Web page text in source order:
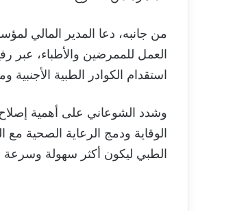
من جانبه، دعا المدير المالي
العمل للممرضين والأطباء، عبر
استقدام الكوادر الطبية الأجنبية
وشدد الشوعاني على أهمية
الوقاية ودمج الرعاية الصحية مع
الطبي ليكون أكثر سهولة وسرعة